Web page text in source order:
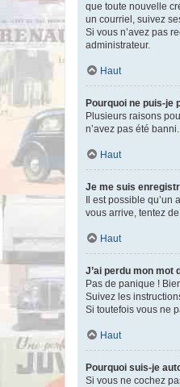
que toute nouvelle
un courriel, suivez
Si vous n’avez pas
administrateur.
Haut
Pourquoi ne puis-je
Plusieurs raisons
n’avez pas été
Haut
Je me suis
Il est possible
vous arrive, tentez
Haut
J’ai perdu mon mot
Pas de panique !
Suivez les
Si toutefois vous ne
Haut
Pourquoi suis-je
Si vous ne cochez